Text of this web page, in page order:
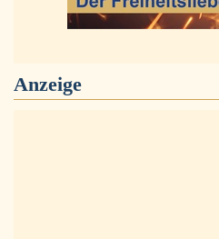
Anzeige